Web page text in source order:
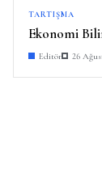
TARTIŞMA
Ekonomi
Editör 26